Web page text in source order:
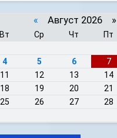
« Август 2026 »
Вт Ср Чт Пт
4 5 6 7
11 12 13 14
18 19 20 21
25 26 27 28